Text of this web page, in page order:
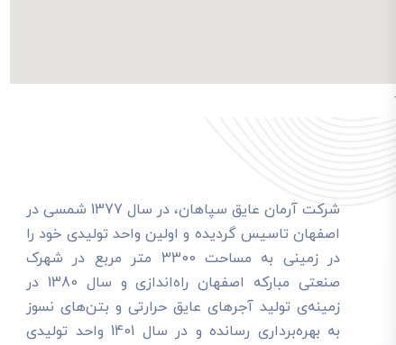
شرکت آرمان عایق سپاهان، در سال 1377 شمسی در
اصفهان تاسیس گردیده و اولین واحد تولیدی خود را
در زمینی به مساحت 3300 متر مربع در شهرک
صنعتی مبارکه اصفهان راه‌اندازی و سال 1380 در
زمینه‌ی تولید آجرهای عایق حرارتی و بتن‌های نسوز
به بهره‌برداری رسانده و در سال 1401 واحد تولیدی